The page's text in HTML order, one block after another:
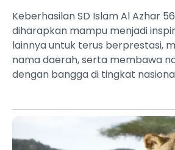
Keberhasilan SD Islam Al Azhar
diharapkan mampu menjadi
lainnya untuk terus berprestasi,
nama daerah, serta membawa
dengan bangga di tingkat